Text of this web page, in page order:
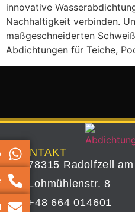
innovative
Nachhaltigkeit verbinden.
maßgeschneiderten
Abdichtungen für Teiche,
KONTAKT
78315 Radolfzell
Lohmühlenstr. 8
+48 664 014601